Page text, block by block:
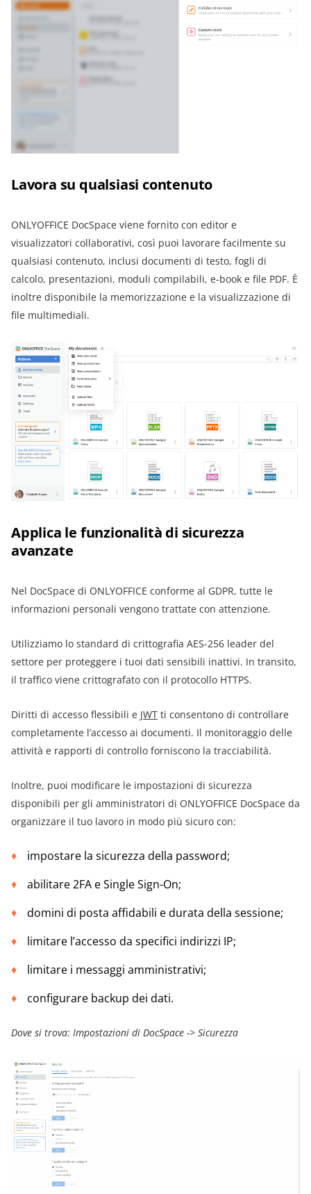
Lavora su qualsiasi contenuto
ONLYOFFICE DocSpace viene fornito con editor e
visualizzatori collaborativi, così puoi lavorare facilmente su
qualsiasi contenuto, inclusi documenti di testo, fogli di
calcolo, presentazioni, moduli compilabili, e-book e file PDF. È
inoltre disponibile la memorizzazione e la visualizzazione di
file multimediali.
Applica le funzionalità di sicurezza
avanzate
Nel DocSpace di ONLYOFFICE conforme al GDPR, tutte le
informazioni personali vengono trattate con attenzione.
Utilizziamo lo standard di crittografia AES-256 leader del
settore per proteggere i tuoi dati sensibili inattivi. In transito,
il traffico viene crittografato con il protocollo HTTPS.
Diritti di accesso flessibili e JWT ti consentono di controllare
completamente l’accesso ai documenti. Il monitoraggio delle
attività e rapporti di controllo forniscono la tracciabilità.
Inoltre, puoi modificare le impostazioni di sicurezza
disponibili per gli amministratori di ONLYOFFICE DocSpace da
organizzare il tuo lavoro in modo più sicuro con:
impostare la sicurezza della password;
abilitare 2FA e Single Sign-On;
domini di posta affidabili e durata della sessione;
limitare l’accesso da specifici indirizzi IP;
limitare i messaggi amministrativi;
configurare backup dei dati.
Dove si trova: Impostazioni di DocSpace -> Sicurezza